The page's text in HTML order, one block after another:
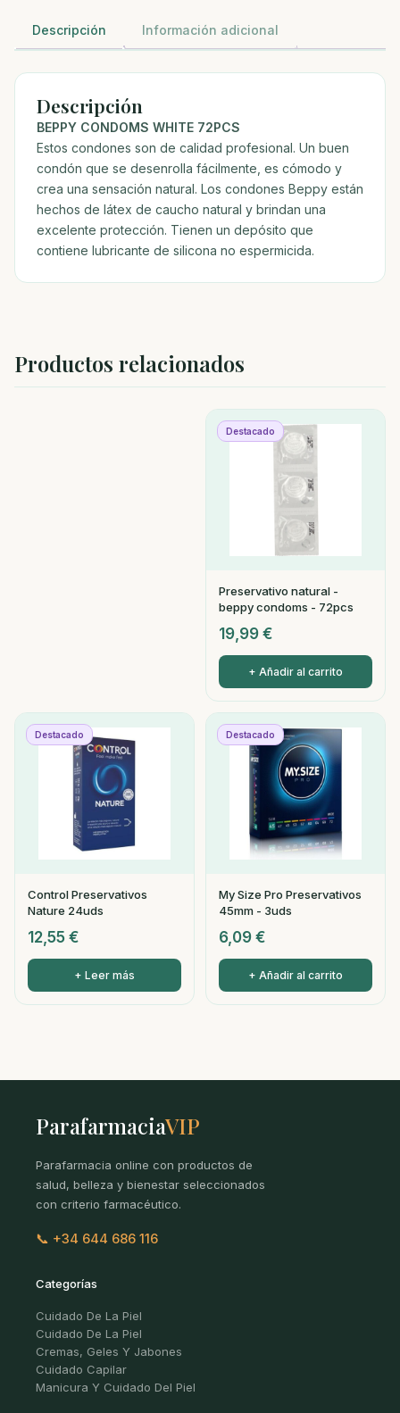
Descripción Información adicional
Descripción
BEPPY CONDOMS WHITE 72PCS
Estos condones son de calidad profesional. Un buen
condón que se desenrolla fácilmente, es cómodo y
crea una sensación natural. Los condones Beppy están
hechos de látex de caucho natural y brindan una
excelente protección. Tienen un depósito que
contiene lubricante de silicona no espermicida.
Productos relacionados
Destacado
Preservativo natural -
beppy condoms - 72pcs
19,99 €
+ Añadir al carrito
Destacado
Control Preservativos
Nature 24uds
12,55 €
+ Leer más
Destacado
My Size Pro Preservativos
45mm - 3uds
6,09 €
+ Añadir al carrito
ParafarmaciaVIP
Parafarmacia online con productos de
salud, belleza y bienestar seleccionados
con criterio farmacéutico.
📞 +34 644 686 116
Categorías
Cuidado De La Piel
Cuidado De La Piel
Cremas, Geles Y Jabones
Cuidado Capilar
Manicura Y Cuidado Del Piel